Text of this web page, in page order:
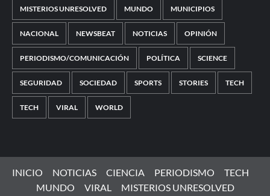
MISTERIOS UNRESOLVED MUNDO MUNICIPIOS
NACIONAL NEWSBEAT NOTICIAS OPINIÓN
PERIODISMO/COMUNICACIÓN POLÍTICA SCIENCE
SEGURIDAD SOCIEDAD SPORTS STORIES TECH
TECH VIRAL WORLD
INICIO NOTICIAS CIENCIA PERIODISMO
TECH
MUNDO
VIRAL MISTERIOS UNRESOLVED